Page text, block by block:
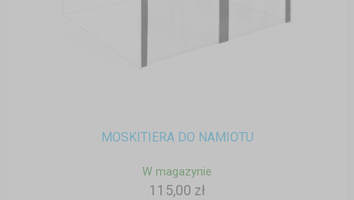
MOSKITIERA DO NAMIOTU
W magazynie
115,00 zł